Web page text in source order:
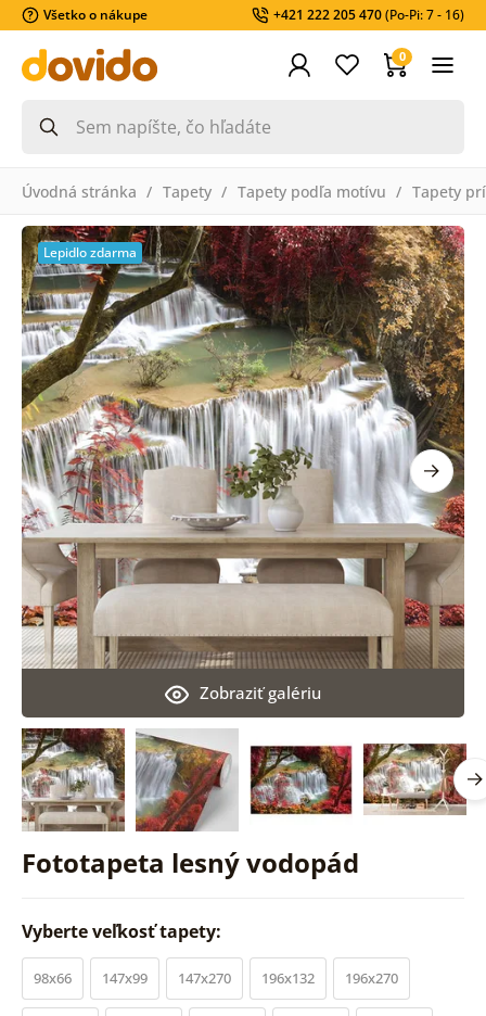
Všetko o nákupe +421 222 205 470(Po-Pi: 7 - 16)
0
Úvodná stránka Tapety Tapety podľa motívu Tapety
Fototapeta lesný vodopád
Zobraziť galériu
Lepidlo zdarma
Vyberte veľkosť tapety:
98x66 147x99 147x270 196x132 196x270